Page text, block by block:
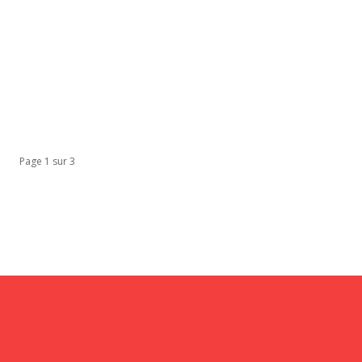
Page 1 sur 3